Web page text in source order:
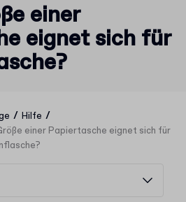
einer
eignet sich für
/ Hilfe /
einer Papiertasche eignet sich für